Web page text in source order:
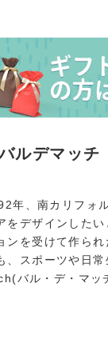
ルデマッチ
年、南カリフォ
デザインした
ンを受けて作ら
スポーツや日
バル・デ・マッ